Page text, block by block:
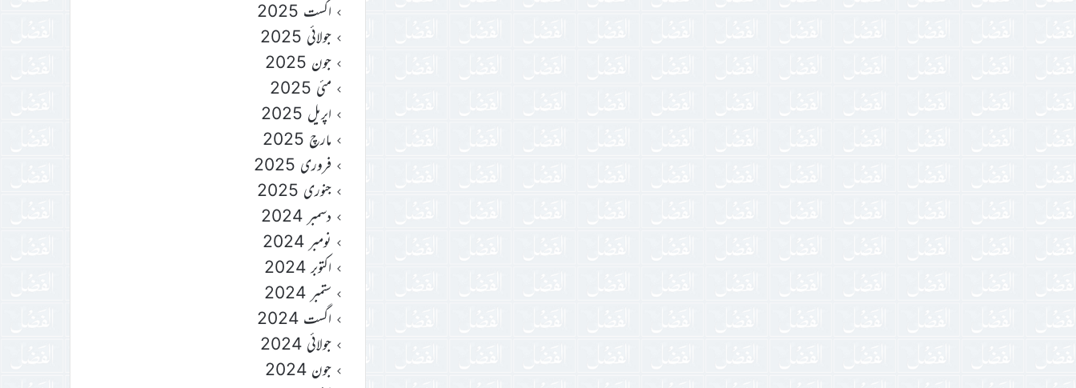
اگست 2025
جولائی 2025
جون 2025
مئی 2025
اپریل 2025
مارچ 2025
فروری 2025
جنوری 2025
دسمبر 2024
نومبر 2024
اکتوبر 2024
ستمبر 2024
اگست 2024
جولائی 2024
جون 2024